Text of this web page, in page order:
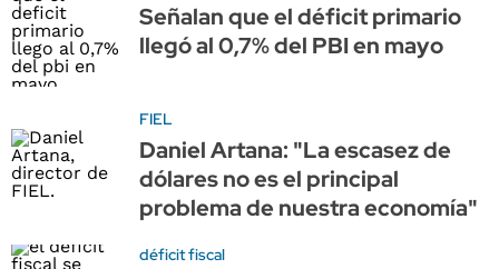
Señalan que el déficit primario
llegó al 0,7% del PBI en mayo
FIEL
Daniel Artana: "La escasez de
dólares no es el principal
problema de nuestra economía"
déficit fiscal